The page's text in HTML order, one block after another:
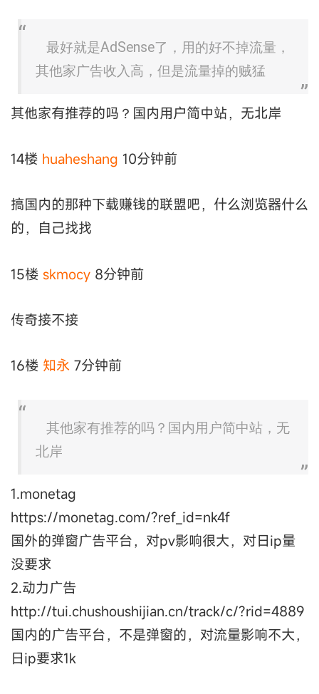
最好就是AdSense了，用的好不掉流量，
其他家广告收入高，但是流量掉的贼猛
其他家有推荐的吗？国内用户简中站，无北岸
14楼 huaheshang 10分钟前
搞国内的那种下载赚钱的联盟吧，什么浏览器什么
的，自己找找
15楼 skmocy 8分钟前
传奇接不接
16楼 知永 7分钟前
其他家有推荐的吗？国内用户简中站，无
北岸
1.monetag
https://monetag.com/?ref_id=nk4f
国外的弹窗广告平台，对pv影响很大，对日ip量
没要求
2.动力广告
http://tui.chushoushijian.cn/track/c/?rid=4889
国内的广告平台，不是弹窗的，对流量影响不大，
日ip要求1k